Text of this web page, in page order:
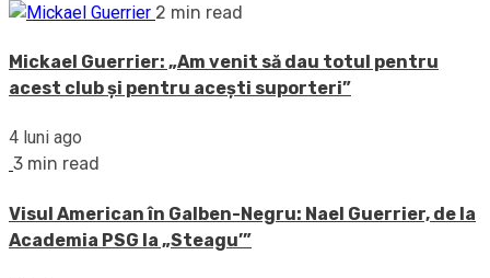
2 min read
Mickael Guerrier: „Am venit să dau totul pentru
acest club și pentru acești suporteri”
4 luni ago
3 min read
Visul American în Galben-Negru: Nael Guerrier, de la
Academia PSG la „Steagu’”